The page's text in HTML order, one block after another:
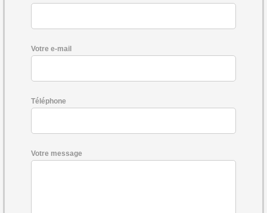
Votre e-mail
Téléphone
Votre message